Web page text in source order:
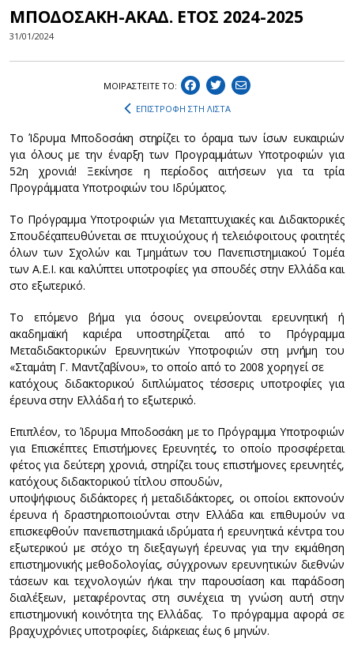
ΜΠΟΔΟΣΑΚΗ-ΑΚΑΔ. ΕΤΟΣ 2024-2025
31/01/2024
ΜΟΙΡΑΣΤEIΤΕ ΤΟ:
ΕΠΙΣΤΡΟΦΗ ΣΤΗ ΛΙΣΤΑ
Το Ίδρυμα Μποδοσάκη στηρίζει το όραμα των ίσων ευκαιριών
για όλους με την έναρξη των Προγραμμάτων Υποτροφιών για
52η χρονιά! Ξεκίνησε η περίοδος αιτήσεων για τα τρία
Προγράμματα Υποτροφιών του Ιδρύματος.
Το Πρόγραμμα Υποτροφιών για Μεταπτυχιακές και Διδακτορικές
Σπουδέςαπευθύνεται σε πτυχιούχους ή τελειόφοιτους φοιτητές
όλων των Σχολών και Τμημάτων του Πανεπιστημιακού Τομέα
των Α.Ε.Ι. και καλύπτει υποτροφίες για σπουδές στην Ελλάδα και
στο εξωτερικό.
Το επόμενο βήμα για όσους ονειρεύονται ερευνητική ή
ακαδημαϊκή καριέρα υποστηρίζεται από το Πρόγραμμα
Μεταδιδακτορικών Ερευνητικών Υποτροφιών στη μνήμη του
«Σταμάτη Γ. Μαντζαβίνου», το οποίο από το 2008 χορηγεί σε
κατόχους διδακτορικού διπλώματος τέσσερις υποτροφίες για
έρευνα στην Ελλάδα ή το εξωτερικό.
Επιπλέον, το Ίδρυμα Μποδοσάκη με το Πρόγραμμα Υποτροφιών
για Επισκέπτες Επιστήμονες Ερευνητές, το οποίο προσφέρεται
φέτος για δεύτερη χρονιά, στηρίζει τους επιστήμονες ερευνητές,
κατόχους διδακτορικού τίτλου σπουδών,
υποψήφιους διδάκτορες ή μεταδιδάκτορες, οι οποίοι εκπονούν
έρευνα ή δραστηριοποιούνται στην Ελλάδα και επιθυμούν να
επισκεφθούν πανεπιστημιακά ιδρύματα ή ερευνητικά κέντρα του
εξωτερικού με στόχο τη διεξαγωγή έρευνας για την εκμάθηση
επιστημονικής μεθοδολογίας, σύγχρονων ερευνητικών διεθνών
τάσεων και τεχνολογιών ή/και την παρουσίαση και παράδοση
διαλέξεων, μεταφέροντας στη συνέχεια τη γνώση αυτή στην
επιστημονική κοινότητα της Ελλάδας. Το πρόγραμμα αφορά σε
βραχυχρόνιες υποτροφίες, διάρκειας έως 6 μηνών.